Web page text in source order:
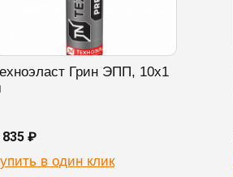
Грин ЭПП, 10х1
835 ₽
в один клик